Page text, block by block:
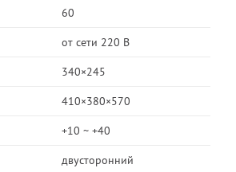
60
от сети 220 В
340×245
410×380×570
+10 ~ +40
двусторонний